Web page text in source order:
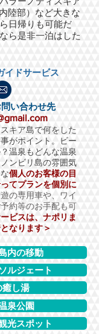
陸部）など大きな
日帰りも可能だ
ら是非一泊はした
イドサービス
い合わせ先
キア島で何をした
がポイント​。ビー
温泉もどんな温泉
ンビリ島の雰囲気
個人のお客様の目
てプランを個別に
の専用車や、ワイ
約等のお手配も可
ビスは、ナポリま
なります＞
内の移動
ルジェート
癒し湯
泉公園
光スポット